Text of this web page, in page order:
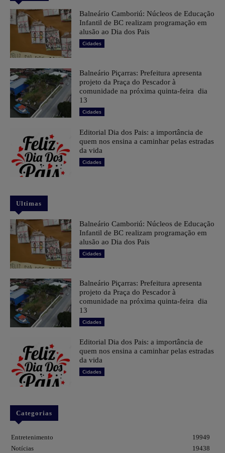
Balneário Camboriú: Núcleos de Educação
Infantil de BC realizam programação em
alusão ao Dia dos Pais
Cidades
Balneário Piçarras: Prefeitura apresenta
projeto da Praça do Pescador à
comunidade na próxima quinta-feira dia
13
Cidades
Editorial Dia dos Pais: a importância de
quem nos ensina a caminhar pelas estradas
da vida
Cidades
Ultimas
Balneário Camboriú: Núcleos de Educação
Infantil de BC realizam programação em
alusão ao Dia dos Pais
Cidades
Balneário Piçarras: Prefeitura apresenta
projeto da Praça do Pescador à
comunidade na próxima quinta-feira dia
13
Cidades
Editorial Dia dos Pais: a importância de
quem nos ensina a caminhar pelas estradas
da vida
Cidades
Categorias
Entretenimento
19949
Notícias
19438